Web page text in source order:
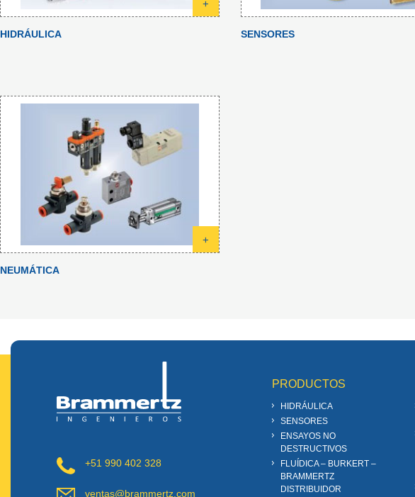
+
HIDRÁULICA SENSORES
+
NEUMÁTICA
+51 990 402 328
ventas@brammertz.com
PRODUCTOS
HIDRÁULICA
SENSORES
ENSAYOS NO
DESTRUCTIVOS
FLUÍDICA – BURKERT –
BRAMMERTZ
DISTRIBUIDOR